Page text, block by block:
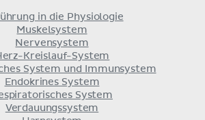
in die Physiologie
Muskelsystem
Nervensystem
Kreislauf-System
System und Immunsystem
Endokrines System
System
Verdauungssystem